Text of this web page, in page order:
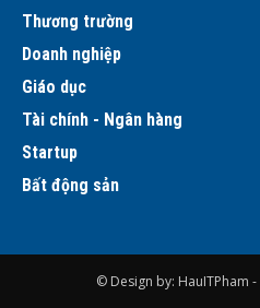
Thương trường
Doanh nghiệp
Giáo dục
Tài chính - Ngân hàng
Startup
Bất động sản
© Design by: HauITPham -